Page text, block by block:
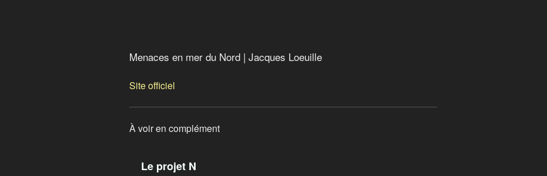
Menaces en mer du Nord | Jacques Loeuille
Site officiel
À voir en complément
Le projet N